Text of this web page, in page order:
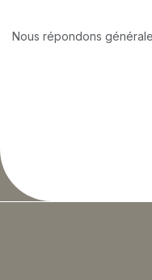
Nous répondons